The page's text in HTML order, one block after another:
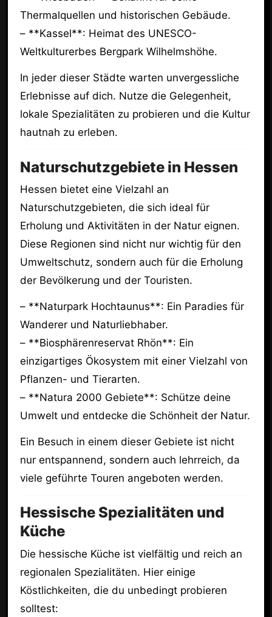
Thermalquellen und historischen Gebäude.
– **Kassel**: Heimat des UNESCO-
Weltkulturerbes Bergpark Wilhelmshöhe.
In jeder dieser Städte warten unvergessliche
Erlebnisse auf dich. Nutze die Gelegenheit,
lokale Spezialitäten zu probieren und die Kultur
hautnah zu erleben.
Naturschutzgebiete in Hessen
Hessen bietet eine Vielzahl an
Naturschutzgebieten, die sich ideal für
Erholung und Aktivitäten in der Natur eignen.
Diese Regionen sind nicht nur wichtig für den
Umweltschutz, sondern auch für die Erholung
der Bevölkerung und der Touristen.
– **Naturpark Hochtaunus**: Ein Paradies für
Wanderer und Naturliebhaber.
– **Biosphärenreservat Rhön**: Ein
einzigartiges Ökosystem mit einer Vielzahl von
Pflanzen- und Tierarten.
– **Natura 2000 Gebiete**: Schütze deine
Umwelt und entdecke die Schönheit der Natur.
Ein Besuch in einem dieser Gebiete ist nicht
nur entspannend, sondern auch lehrreich, da
viele geführte Touren angeboten werden.
Hessische Spezialitäten und
Küche
Die hessische Küche ist vielfältig und reich an
regionalen Spezialitäten. Hier einige
Köstlichkeiten, die du unbedingt probieren
solltest: